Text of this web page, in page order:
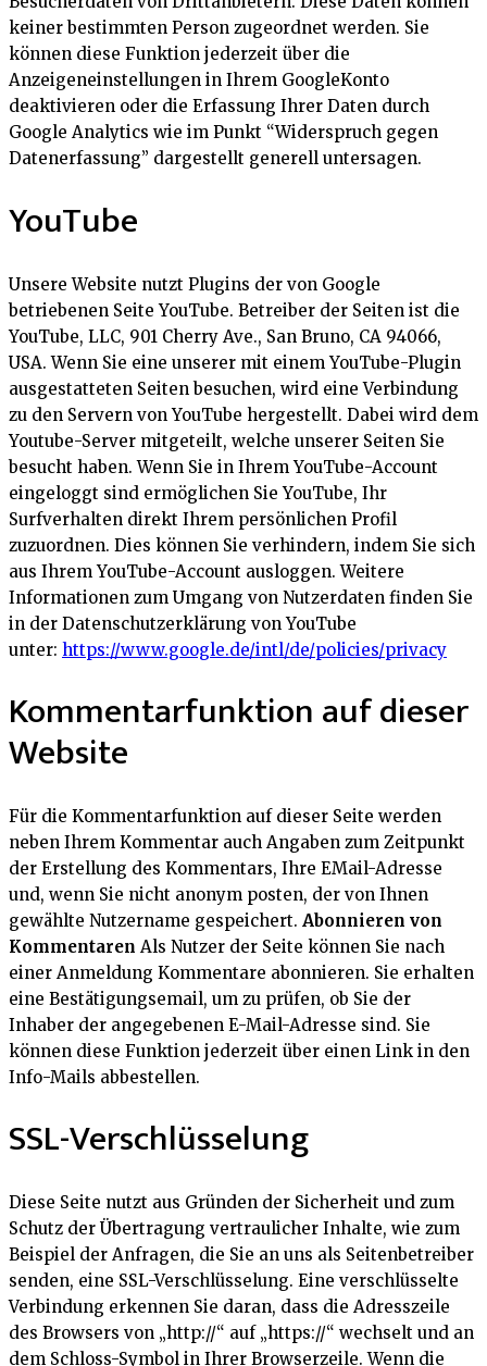
keiner bestimmten Person zugeordnet werden. Sie
können diese Funktion jederzeit über die
Anzeigeneinstellungen in Ihrem GoogleKonto
deaktivieren oder die Erfassung Ihrer Daten durch
Google Analytics wie im Punkt “Widerspruch gegen
Datenerfassung” dargestellt generell untersagen.
YouTube
Unsere Website nutzt Plugins der von Google
betriebenen Seite YouTube. Betreiber der Seiten ist die
YouTube, LLC, 901 Cherry Ave., San Bruno, CA 94066,
USA. Wenn Sie eine unserer mit einem YouTube-Plugin
ausgestatteten Seiten besuchen, wird eine Verbindung
zu den Servern von YouTube hergestellt. Dabei wird dem
Youtube-Server mitgeteilt, welche unserer Seiten Sie
besucht haben. Wenn Sie in Ihrem YouTube-Account
eingeloggt sind ermöglichen Sie YouTube, Ihr
Surfverhalten direkt Ihrem persönlichen Profil
zuzuordnen. Dies können Sie verhindern, indem Sie sich
aus Ihrem YouTube-Account ausloggen. Weitere
Informationen zum Umgang von Nutzerdaten finden Sie
in der Datenschutzerklärung von YouTube
unter: https://www.google.de/intl/de/policies/privacy
Kommentarfunktion auf dieser
Website
Für die Kommentarfunktion auf dieser Seite werden
neben Ihrem Kommentar auch Angaben zum Zeitpunkt
der Erstellung des Kommentars, Ihre EMail-Adresse
und, wenn Sie nicht anonym posten, der von Ihnen
gewählte Nutzername gespeichert. Abonnieren von
Kommentaren Als Nutzer der Seite können Sie nach
einer Anmeldung Kommentare abonnieren. Sie erhalten
eine Bestätigungsemail, um zu prüfen, ob Sie der
Inhaber der angegebenen E-Mail-Adresse sind. Sie
können diese Funktion jederzeit über einen Link in den
Info-Mails abbestellen.
SSL-Verschlüsselung
Diese Seite nutzt aus Gründen der Sicherheit und zum
Schutz der Übertragung vertraulicher Inhalte, wie zum
Beispiel der Anfragen, die Sie an uns als Seitenbetreiber
senden, eine SSL-Verschlüsselung. Eine verschlüsselte
Verbindung erkennen Sie daran, dass die Adresszeile
des Browsers von „http://“ auf „https://“ wechselt und an
dem Schloss-Symbol in Ihrer Browserzeile. Wenn die